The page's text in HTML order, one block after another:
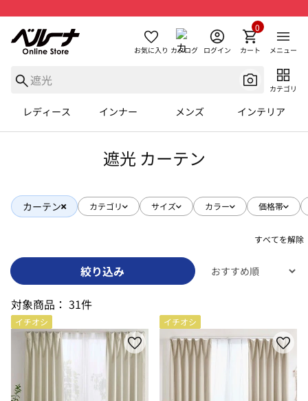
お気に入り カタログ ログイン カート
0
メニュー
カテゴリ
レディース インナー メンズ インテリア
遮光 カーテン
カーテン カテゴリ サイズ カラー 価格帯
すべてを解除
絞り込み
対象商品： 31件
イチオシ イチオシ